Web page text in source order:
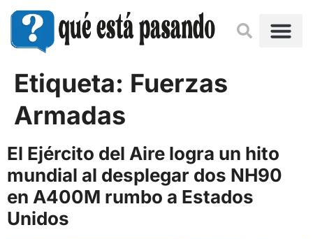
Etiqueta: Fuerzas
Armadas
El Ejército del Aire logra un hito
mundial al desplegar dos NH90
en A400M rumbo a Estados
Unidos